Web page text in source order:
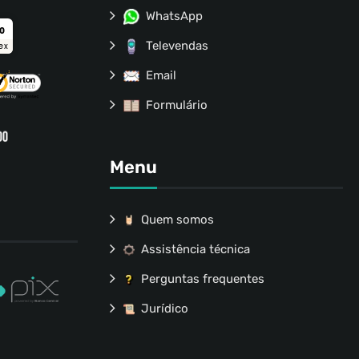
WhatsApp
Televendas
Email
Formulário
Menu
Quem somos
Assistência técnica
Perguntas frequentes
Jurídico